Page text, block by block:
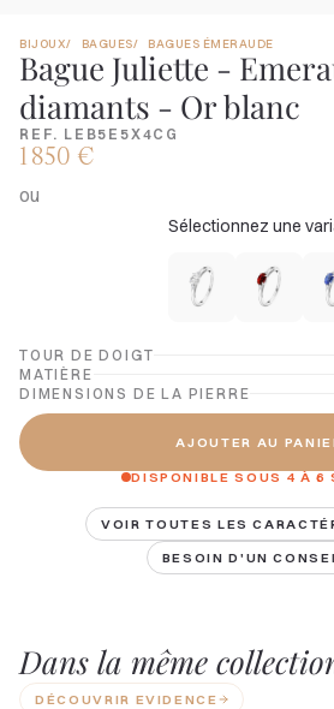
BIJOUX BAGUES BAGUES ÉMERAUDE
Bague Juliette -
diamants - Or blanc
REF. LEB5E5X4CG
1 850 €
ou
Sélectionnez une
TOUR DE DOIGT
MATIÈRE
DIMENSIONS DE LA PIERRE
AJOUTER AU
VOIR TOUTES LES
BESOIN D'UN
DISPONIBLE SOUS 4 À 6
Dans la même
DÉCOUVRIR EVIDENCE